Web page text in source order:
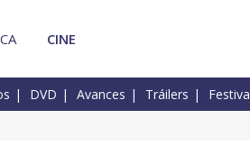
CINE
DVD Avances Tráilers